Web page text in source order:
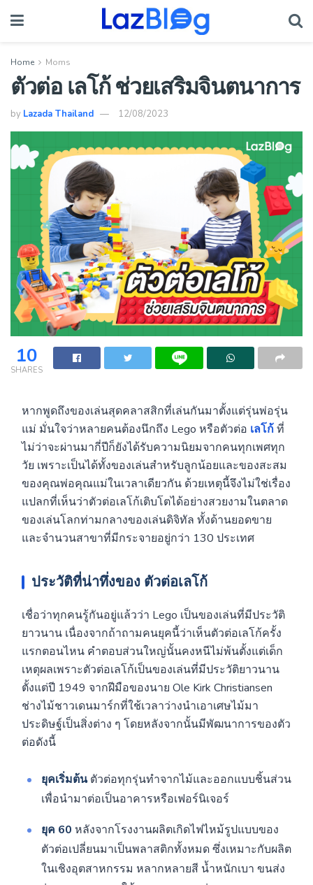
Home Moms
ตัวต่อ เลโก้ ช่วยเสริมจินตนาการ
by Lazada Thailand 12/08/2023
10
SHARES
หากพูดถึงของเล่นสุดคลาสสิกที่เล่นกันมาตั้งแต่รุ่นพ่อรุ่น
แม่ มั่นใจว่าหลายคนต้องนึกถึง Lego หรือตัวต่อ เลโก้ที่
ไม่ว่าจะผ่านมากี่ปีก็ยังได้รับความนิยมจากคนทุกเพศทุก
วัย เพราะเป็นได้ทั้งของเล่นสำหรับลูกน้อยและของสะสม
ของคุณพ่อคุณแม่ในเวลาเดียวกัน ด้วยเหตุนี้จึงไม่ใช่เรื่อง
แปลกที่เห็นว่าตัวต่อเลโก้เติบโตได้อย่างสวยงามในตลาด
ของเล่นโลกท่ามกลางของเล่นดิจิทัล ทั้งด้านยอดขาย
และจำนวนสาขาที่มีกระจายอยู่กว่า 130 ประเทศ
ประวัติที่น่าทึ่งของ ตัวต่อเลโก้
เชื่อว่าทุกคนรู้กันอยู่แล้วว่า Lego เป็นของเล่นที่มีประวัติ
ยาวนาน เนื่องจากถ้าถามคนยุคนี้ว่าเห็นตัวต่อเลโก้ครั้ง
แรกตอนไหน คำตอบส่วนใหญ่นั้นคงหนีไม่พ้นตั้งแต่เด็ก
เหตุผลเพราะตัวต่อเลโก้เป็นของเล่นที่มีประวัติยาวนาน
ตั้งแต่ปี 1949 จากฝีมือของนาย Ole Kirk Christiansen
ช่างไม้ชาวเดนมาร์กที่ใช้เวลาว่างนำเอาเศษไม้มา
ประดิษฐ์เป็นสิ่งต่าง ๆ โดยหลังจากนั้นมีพัฒนาการของตัว
ต่อดังนี้
ยุคเริ่มต้นตัวต่อทุกรุ่นทำจากไม้และออกแบบชิ้นส่วน
เพื่อนำมาต่อเป็นอาคารหรือเฟอร์นิเจอร์
ยุค 60 หลังจากโรงงานผลิตเกิดไฟไหม้รูปแบบของ
ตัวต่อเปลี่ยนมาเป็นพลาสติกทั้งหมด ซึ่งเหมาะกับผลิต
ในเชิงอุตสาหกรรม หลากหลายสี น้ำหนักเบา ขนส่ง